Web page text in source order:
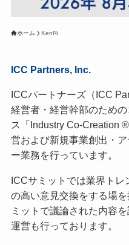
ホーム KenRi
ICC Partners, Inc.
ICCパートナーズ（ICC
経営者・経営幹部のため
ス「Industry Co-Creation
営および新規事業創出・
ー業務を行っています。
ICCサミットでは業界ト
の高い意見交換をする場
ミットで議論された内容
運営も行っております。